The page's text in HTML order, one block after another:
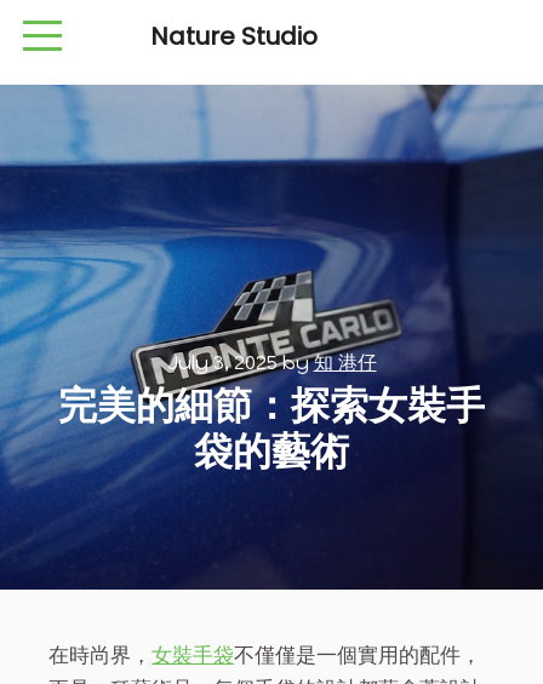
Nature Studio
July 3, 2025by知 港仔
完美的細節：探索女裝手
袋的藝術
在時尚界， 女裝手袋不僅僅是一個實用的配件，